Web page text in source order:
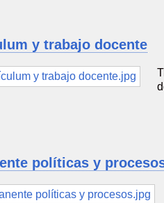
y trabajo docente
políticas y